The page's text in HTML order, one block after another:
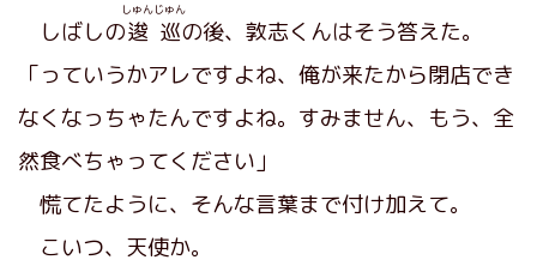
しばしの逡巡
しゅんじゅん
の後、敦志くんはそう答えた。
「っていうかアレですよね、俺が来たから閉店でき
なくなっちゃたんですよね。すみません、もう、全
然食べちゃってください」
慌てたように、そんな言葉まで付け加えて。
こいつ、天使か。